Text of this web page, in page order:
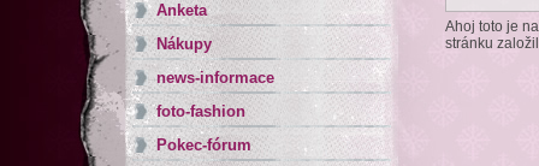
Ahoj toto je
stránku
Anketa
Nákupy
news-informace
foto-fashion
Pokec-fórum